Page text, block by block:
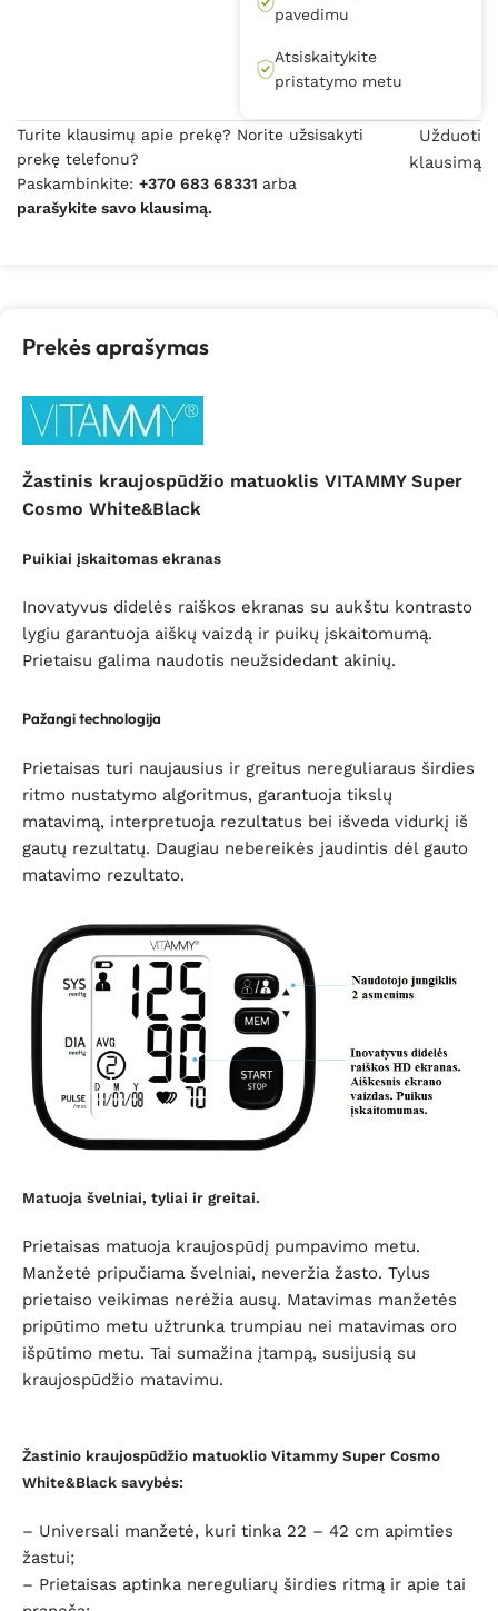
pavedimu
Atsiskaitykite
pristatymo metu
Turite klausimų apie prekę? Norite užsisakyti
prekę telefonu?
Paskambinkite: +370 683 68331 arba
parašykite savo klausimą.
Užduoti
klausimą
Prekės aprašymas
Žastinis kraujospūdžio matuoklis VITAMMY Super
Cosmo White&Black
Puikiai įskaitomas ekranas
Inovatyvus didelės raiškos ekranas su aukštu kontrasto
lygiu garantuoja aiškų vaizdą ir puikų įskaitomumą.
Prietaisu galima naudotis neužsidedant akinių.
Pažangi technologija
Prietaisas turi naujausius ir greitus nereguliaraus širdies
ritmo nustatymo algoritmus, garantuoja tikslų
matavimą, interpretuoja rezultatus bei išveda vidurkį iš
gautų rezultatų. Daugiau nebereikės jaudintis dėl gauto
matavimo rezultato.
Matuoja švelniai, tyliai ir greitai.
Prietaisas matuoja kraujospūdį pumpavimo metu.
Manžetė pripučiama švelniai, neveržia žasto. Tylus
prietaiso veikimas nerėžia ausų. Matavimas manžetės
pripūtimo metu užtrunka trumpiau nei matavimas oro
išpūtimo metu. Tai sumažina įtampą, susijusią su
kraujospūdžio matavimu.
Žastinio kraujospūdžio matuoklio Vitammy Super Cosmo
White&Black savybės:
– Universali manžetė, kuri tinka 22 – 42 cm apimties
žastui;
– Prietaisas aptinka nereguliarų širdies ritmą ir apie tai